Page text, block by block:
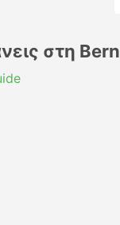
στη Bern